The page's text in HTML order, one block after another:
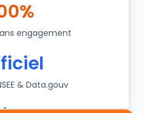
engagement
& Data.gouv